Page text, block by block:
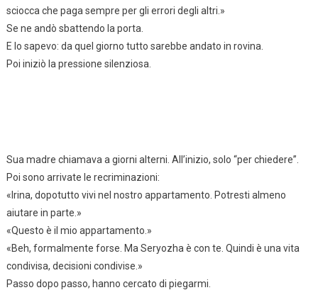
sciocca che paga sempre per gli errori degli altri.»
Se ne andò sbattendo la porta.
E lo sapevo: da quel giorno tutto sarebbe andato in rovina.
Poi iniziò la pressione silenziosa.
Sua madre chiamava a giorni alterni. All’inizio, solo “per chiedere”.
Poi sono arrivate le recriminazioni:
«Irina, dopotutto vivi nel nostro appartamento. Potresti almeno
aiutare in parte.»
«Questo è il mio appartamento.»
«Beh, formalmente forse. Ma Seryozha è con te. Quindi è una vita
condivisa, decisioni condivise.»
Passo dopo passo, hanno cercato di piegarmi.